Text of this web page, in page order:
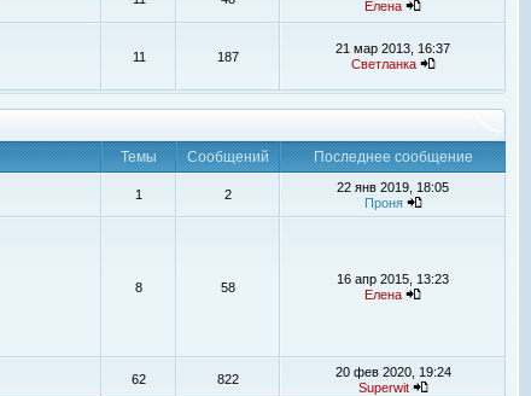
Елена
11 187
21 мар 2013, 16:37
Светланка
Темы Сообщений Последнее сообщение
1 2
22 янв 2019, 18:05
Проня
8 58
16 апр 2015, 13:23
Елена
62 822
20 фев 2020, 19:24
Superwit